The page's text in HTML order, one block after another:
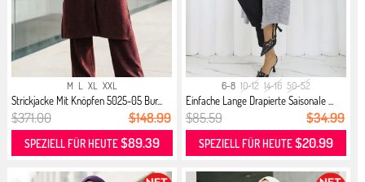
M L XL XXL
Strickjacke Mit Knöpfen 5025-05 Bur...
$371.00 $148.99
SPEZIELL FÜR HEUTE$89.39
6-8 10-12 14-16 50-52
Einfache Lange Drapierte Saisonale ...
$85.59 $34.99
SPEZIELL FÜR HEUTE$20.99